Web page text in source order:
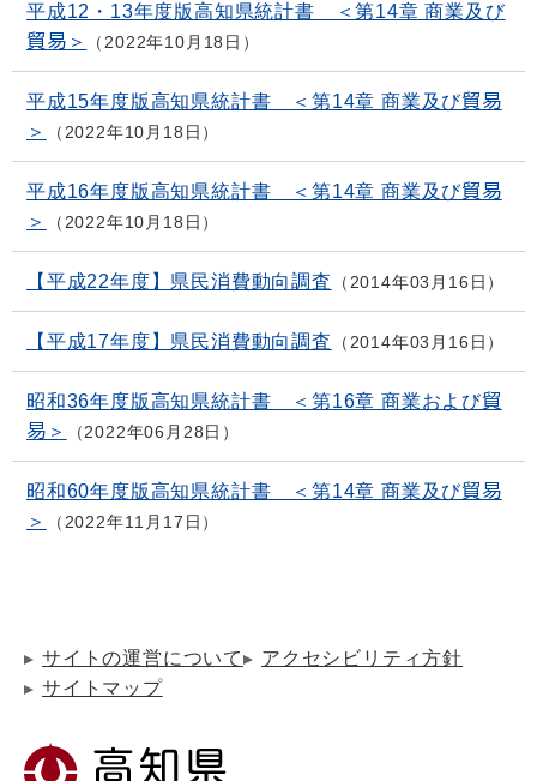
平成12・13年度版高知県統計書 ＜第14章 商業及び
貿易＞
2022年10月18日
平成15年度版高知県統計書 ＜第14章 商業及び貿易
＞
2022年10月18日
平成16年度版高知県統計書 ＜第14章 商業及び貿易
＞
2022年10月18日
【平成22年度】県民消費動向調査 2014年03月16日
【平成17年度】県民消費動向調査 2014年03月16日
昭和36年度版高知県統計書 ＜第16章 商業および貿
易＞
2022年06月28日
昭和60年度版高知県統計書 ＜第14章 商業及び貿易
＞
2022年11月17日
サイトの運営について
アクセシビリティ方針
サイトマップ